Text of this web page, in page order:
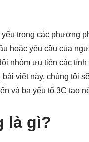
trong các phương
hoặc yêu cầu của
nhóm ưu tiên các
viết này, chúng tôi
và ba yếu tố 3C tạo
là gì?